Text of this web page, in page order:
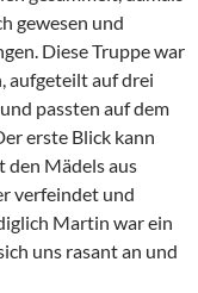
gewesen und
Diese Truppe war
aufgeteilt auf drei
passten auf dem
erste Blick kann
den Mädels aus
verfeindet und
Martin war ein
uns rasant an und